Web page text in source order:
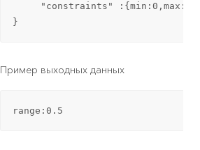
"constraints"
}
Пример выходных данных
range:0.5